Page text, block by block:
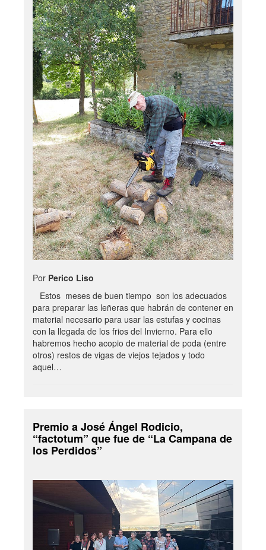
Por Perico Liso
Estos meses de buen tiempo son los adecuados
para preparar las leñeras que habrán de contener en
material necesario para usar las estufas y cocinas
con la llegada de los frios del Invierno. Para ello
habremos hecho acopio de material de poda (entre
otros) restos de vigas de viejos tejados y todo
aquel…
Premio a José Ángel Rodicio,
“factotum” que fue de “La Campana de
los Perdidos”